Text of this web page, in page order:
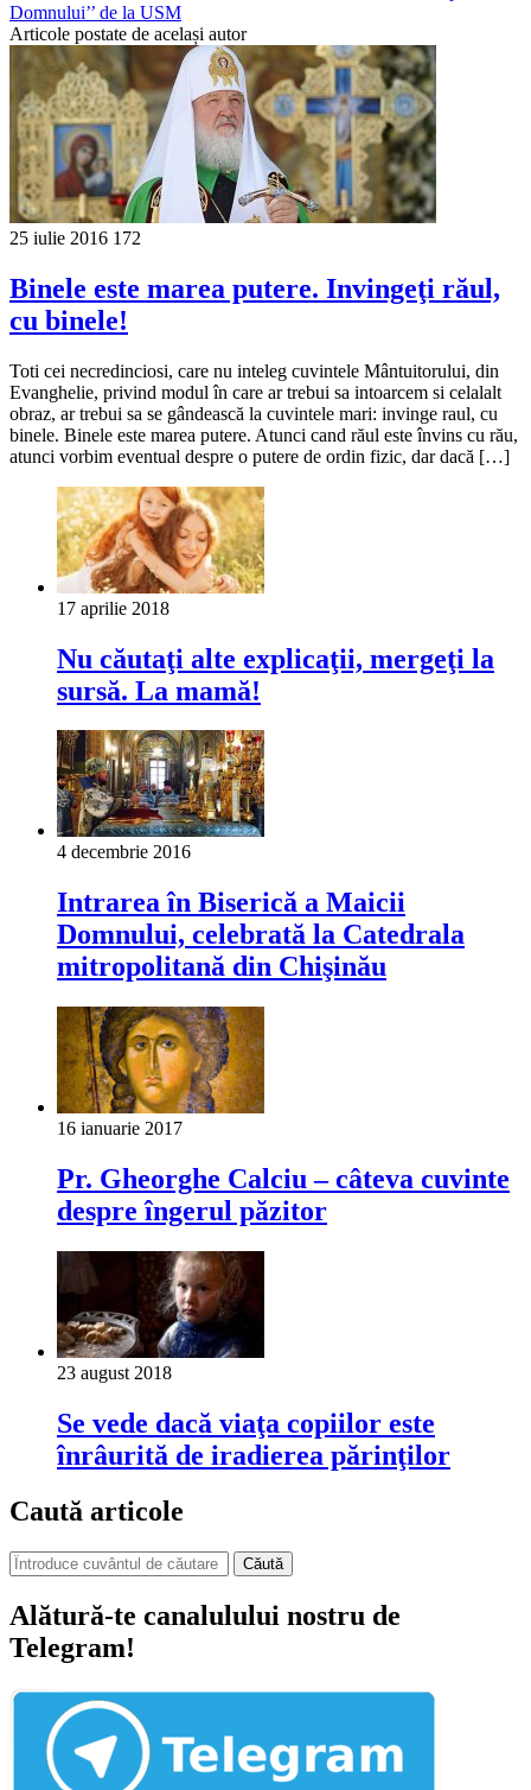
Domnului’’ de la USM
Articole postate de același autor
25 iulie 2016 172
Binele este marea putere. Invingeţi răul,
cu binele!
Toti cei necredinciosi, care nu inteleg cuvintele Mântuitorului, din
Evanghelie, privind modul în care ar trebui sa intoarcem si celalalt
obraz, ar trebui sa se gândească la cuvintele mari: invinge raul, cu
binele. Binele este marea putere. Atunci cand răul este învins cu rău,
atunci vorbim eventual despre o putere de ordin fizic, dar dacă […]
17 aprilie 2018
Nu căutaţi alte explicaţii, mergeţi la
sursă. La mamă!
4 decembrie 2016
Intrarea în Biserică a Maicii
Domnului, celebrată la Catedrala
mitropolitană din Chişinău
16 ianuarie 2017
Pr. Gheorghe Calciu – câteva cuvinte
despre îngerul păzitor
23 august 2018
Se vede dacă viaţa copiilor este
înrâurită de iradierea părinţilor
Caută articole
Căută
Alătură-te canalulului nostru de
Telegram!